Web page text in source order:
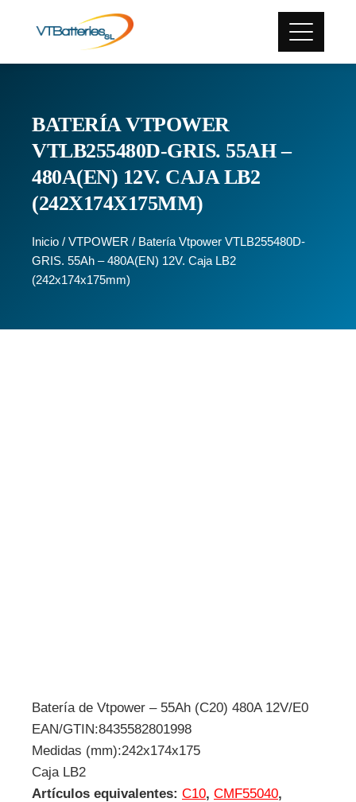
BATERÍA VTPOWER
VTLB255480D-GRIS. 55AH –
480A(EN) 12V. CAJA LB2
(242X174X175MM)
Inicio / VTPOWER / Batería Vtpower VTLB255480D-
GRIS. 55Ah – 480A(EN) 12V. Caja LB2
(242x174x175mm)
Batería de Vtpower – 55Ah (C20) 480A 12V/E0
EAN/GTIN:8435582801998
Medidas (mm):242x174x175
Caja LB2
Artículos equivalentes: C10, CMF55040,